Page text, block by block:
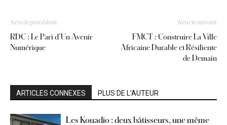
Article précédent
RDC : Le Pari d’Un Avenir
Numérique
Article suivant
FMCT : Construire La Ville
Africaine Durable et Résiliente
de Demain
ARTICLES CONNEXES PLUS DE L'AUTEUR
Les Kouadio : deux bâtisseurs, une même